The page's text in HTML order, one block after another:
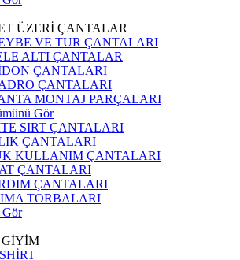
ÜZERİ ÇANTALAR
VE TUR ÇANTALARI
ALTI ÇANTALAR
ÇANTALARI
ÇANTALARI
MONTAJ PARÇALARI
Gör
SIRT ÇANTALARI
ÇANTALARI
KULLANIM ÇANTALARI
ÇANTALARI
ÇANTALARI
TORBALARI
Gör